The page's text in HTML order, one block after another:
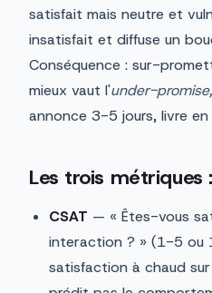
satisfait mais neutre et
insatisfait et diffuse un
Conséquence : sur-
mieux vaut l'under-
annonce 3-5 jours, livre en
Les trois métriques :
CSAT — « Êtes-vous
interaction ? » (1-5 ou
satisfaction à chaud